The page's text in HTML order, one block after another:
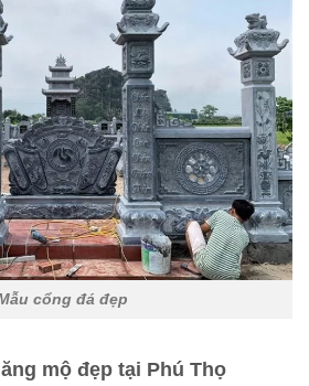
cổng đá đẹp
mộ đẹp tại Phú Thọ